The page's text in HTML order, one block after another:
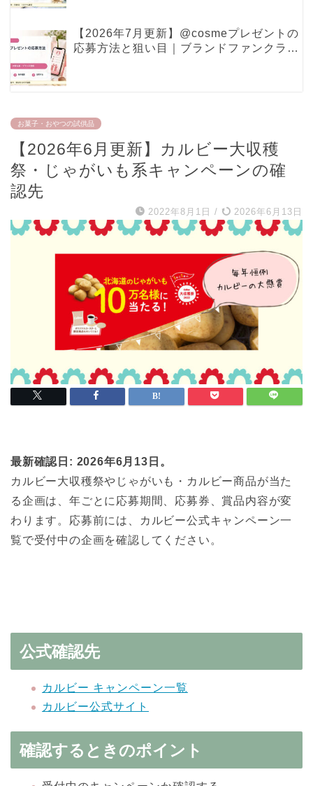
【2026年7月更新】@cosmeプレゼントの
応募方法と狙い目｜ブランドファンクラ
お菓子・おやつの試供品
【2026年6月更新】カルビー大収穫
祭・じゃがいも系キャンペーンの確
認先
2022年8月1日 / 2026年6月13日
最新確認日: 2026年6月13日。
カルビー大収穫祭やじゃがいも・カルビー商品が当た
る企画は、年ごとに応募期間、応募券、賞品内容が変
わります。応募前には、カルビー公式キャンペーン一
覧で受付中の企画を確認してください。
公式確認先
カルビー キャンペーン一覧
カルビー公式サイト
確認するときのポイント